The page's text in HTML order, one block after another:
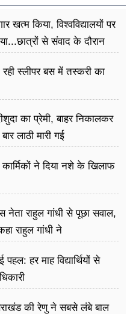
किया, विश्वविद्यालयों पर
से संवाद के दौरान
स्लीपर बस में तस्करी का
का प्रेमी, बाहर निकालकर
लाठी मारी गई
ने दिया नशे के खिलाफ
राहुल गांधी से पूछा सवाल,
राहुल गांधी ने
हर माह विद्यार्थियों से
की रेणु ने सबसे लंबे बाल